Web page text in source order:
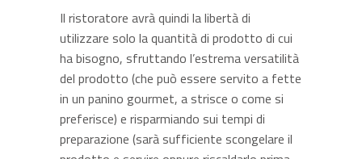
Il ristoratore avrà quindi la libertà di
utilizzare solo la quantità di prodotto di cui
ha bisogno, sfruttando l’estrema versatilità
del prodotto (che può essere servito a fette
in un panino gourmet, a strisce o come si
preferisce) e risparmiando sui tempi di
preparazione (sarà sufficiente scongelare il